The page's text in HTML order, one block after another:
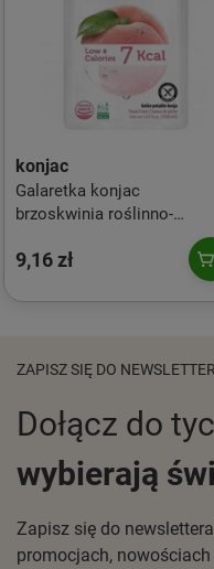
konjac
Galaretka konjac
brzoskwinia roślinno-
9,16 zł
ZAPISZ SIĘ DO
Dołącz do
wybierają
Zapisz się do
promocjach,